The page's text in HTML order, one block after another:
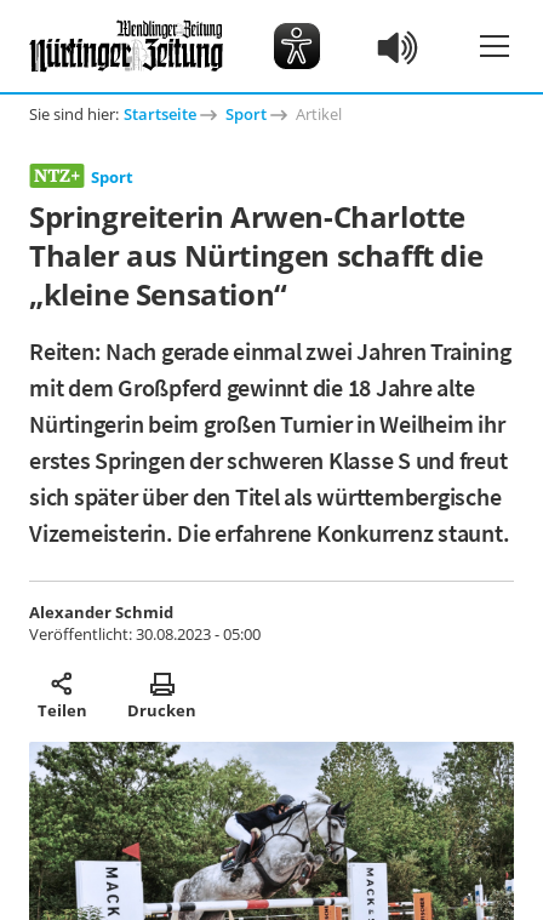
Sie sind hier: Startseite Sport Artikel
Sport
Springreiterin Arwen-Charlotte
Thaler aus Nürtingen schafft die
„kleine Sensation“
Reiten: Nach gerade einmal zwei Jahren Training
mit dem Großpferd gewinnt die 18 Jahre alte
Nürtingerin beim großen Turnier in Weilheim ihr
erstes Springen der schweren Klasse S und freut
sich später über den Titel als württembergische
Vizemeisterin. Die erfahrene Konkurrenz staunt.
Alexander Schmid
Veröffentlicht:30.08.2023 - 05:00
Teilen Drucken